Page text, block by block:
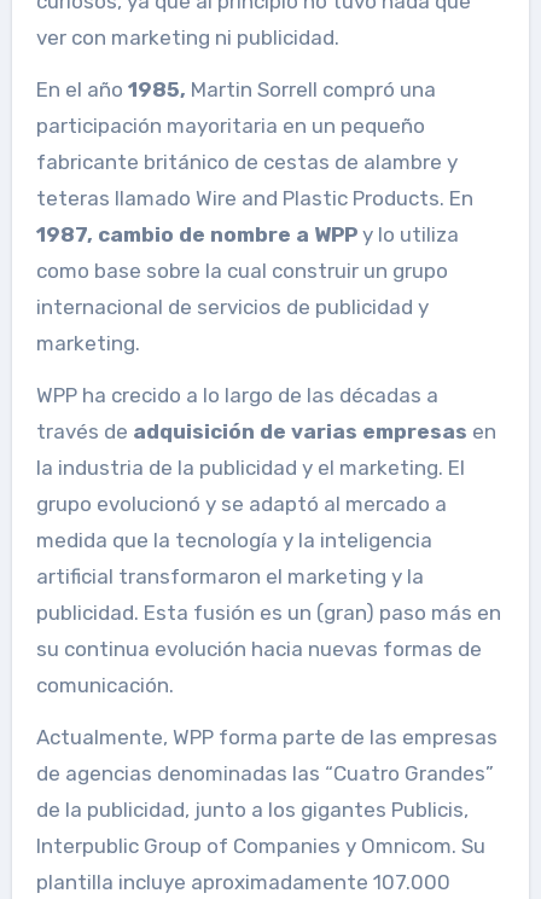
ver con marketing ni publicidad.
En el año 1985, Martin Sorrell compró una
participación mayoritaria en un pequeño
fabricante británico de cestas de alambre y
teteras llamado Wire and Plastic Products. En
1987, cambio de nombre a WPPy lo utiliza
como base sobre la cual construir un grupo
internacional de servicios de publicidad y
marketing.
WPP ha crecido a lo largo de las décadas a
través de adquisición de varias empresas en
la industria de la publicidad y el marketing. El
grupo evolucionó y se adaptó al mercado a
medida que la tecnología y la inteligencia
artificial transformaron el marketing y la
publicidad. Esta fusión es un (gran) paso más en
su continua evolución hacia nuevas formas de
comunicación.
Actualmente, WPP forma parte de las empresas
de agencias denominadas las “Cuatro Grandes”
de la publicidad, junto a los gigantes Publicis,
Interpublic Group of Companies y Omnicom. Su
plantilla incluye aproximadamente 107.000